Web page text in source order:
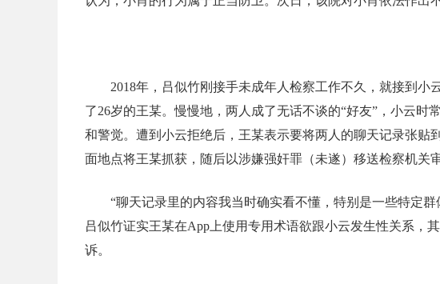
2018年，吕似竹刚接手未成年人检察工作不久，就接到
了26岁的王某。慢慢地，两人成了无话不谈的“好友”，小云
和警觉。遭到小云拒绝后，王某表示要将两人的聊天记录张
面地点将王某抓获，随后以涉嫌强奸罪（未遂）移送检察机关
“聊天记录里的内容我当时确实看不懂，特别是一些特定
吕似竹证实王某在App上使用专用术语欲跟小云发生性关系，
诉。